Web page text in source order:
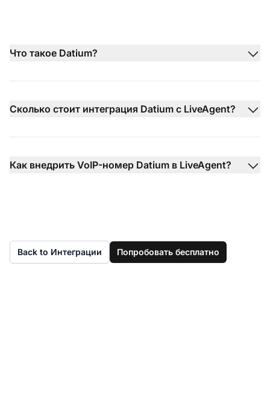
Что такое Datium?
Сколько стоит интеграция Datium с LiveAgent?
Как внедрить VoIP-номер Datium в LiveAgent?
Back to Интеграции Попробовать бесплатно